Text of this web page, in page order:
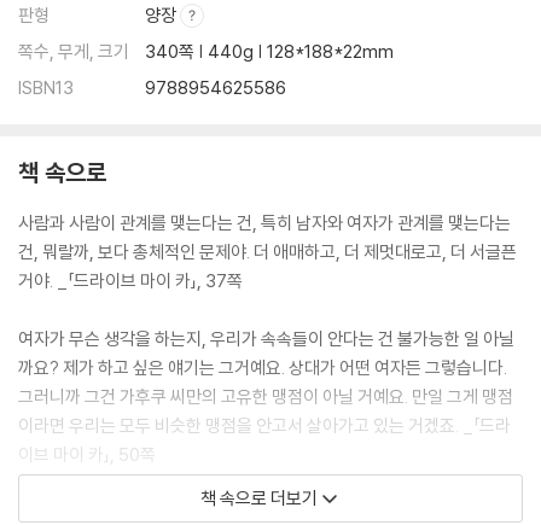
판형
양장
쪽수, 무게, 크기
340쪽 | 440g | 128*188*22mm
ISBN13
9788954625586
책 속으로
사람과 사람이 관계를 맺는다는 건, 특히 남자와 여자가 관계를 맺는다는
건, 뭐랄까, 보다 총체적인 문제야. 더 애매하고, 더 제멋대로고, 더 서글픈
거야. _「드라이브 마이 카」, 37쪽
여자가 무슨 생각을 하는지, 우리가 속속들이 안다는 건 불가능한 일 아닐
까요? 제가 하고 싶은 얘기는 그거예요. 상대가 어떤 여자든 그렇습니다.
그러니까 그건 가후쿠 씨만의 고유한 맹점이 아닐 거예요. 만일 그게 맹점
이라면 우리는 모두 비슷한 맹점을 안고서 살아가고 있는 거겠죠. _「드라
이브 마이 카」, 50쪽
나는 자주 똑같은 꿈을 꿔. 나와 아키가 배에 타고 있어. 기나긴 항해를 하
책 속으로 더보기